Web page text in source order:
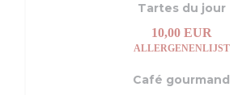
Tartes du jour
10,00 EUR
ALLERGENENLIJST
Café gourmand